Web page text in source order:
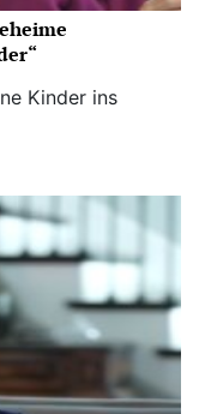
Kinder ins